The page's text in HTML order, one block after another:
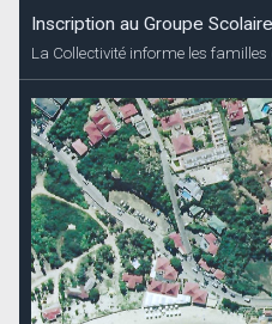
Inscription au Groupe
La Collectivité informe les familles